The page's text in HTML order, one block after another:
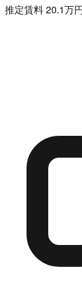
推定賃料 20.1万